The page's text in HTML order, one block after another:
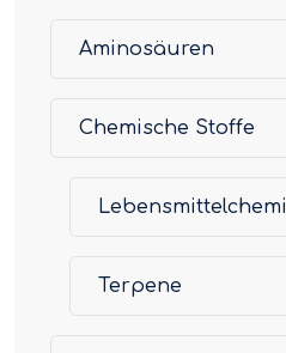
Aminosäuren
Chemische Stoffe
Terpene